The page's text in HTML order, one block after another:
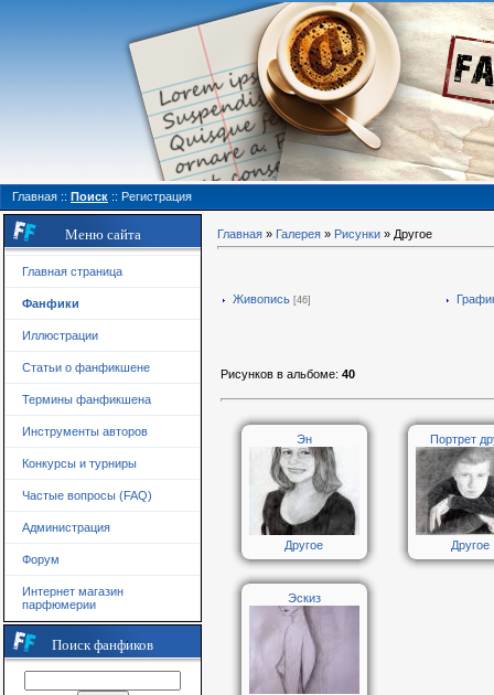
Главная :: Поиск :: Регистрация
Меню сайта
Главная страница
Фанфики
Иллюстрации
Статьи о фанфикшене
Термины фанфикшена
Инструменты авторов
Конкурсы и турниры
Частые вопросы (FAQ)
Администрация
Форум
Интернет магазин
парфюмерии
Поиск фанфиков
Главная » Галерея » Рисунки » Другое
Живопись [46]
Рисунков в альбоме: 40
Эн
Другое
Портрет
Другое
Эскиз